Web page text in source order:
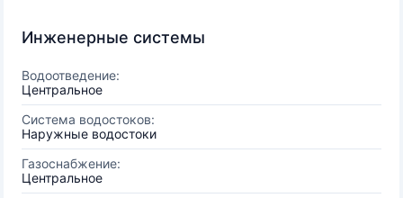
Инженерные системы
Водоотведение:
Центральное
Система водостоков:
Наружные водостоки
Газоснабжение:
Центральное